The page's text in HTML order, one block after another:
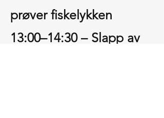
prøver fiskelykken
13:00–14:30 – Slapp av